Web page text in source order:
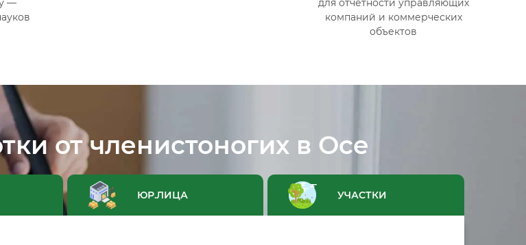
—
для отчётности управляющих
компаний и коммерческих
объектов
от членистоногих в Осе
ЮР.ЛИЦА УЧАСТКИ